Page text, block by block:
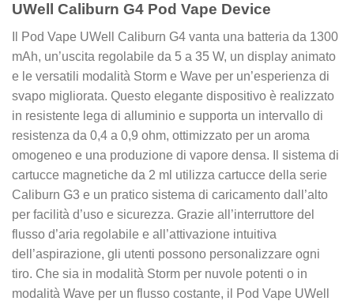
UWell Caliburn G4 Pod Vape Device
Il Pod Vape UWell Caliburn G4 vanta una batteria da 1300
mAh, un’uscita regolabile da 5 a 35 W, un display animato
e le versatili modalità Storm e Wave per un’esperienza di
svapo migliorata. Questo elegante dispositivo è realizzato
in resistente lega di alluminio e supporta un intervallo di
resistenza da 0,4 a 0,9 ohm, ottimizzato per un aroma
omogeneo e una produzione di vapore densa. Il sistema di
cartucce magnetiche da 2 ml utilizza cartucce della serie
Caliburn G3 e un pratico sistema di caricamento dall’alto
per facilità d’uso e sicurezza. Grazie all’interruttore del
flusso d’aria regolabile e all’attivazione intuitiva
dell’aspirazione, gli utenti possono personalizzare ogni
tiro. Che sia in modalità Storm per nuvole potenti o in
modalità Wave per un flusso costante, il Pod Vape UWell